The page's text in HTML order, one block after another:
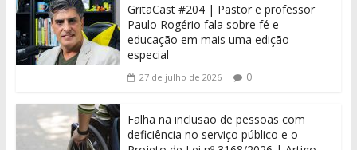
GritaCast #204 | Pastor e professor
Paulo Rogério fala sobre fé e
educação em mais uma edição
especial
27 de julho de 2026 0
Falha na inclusão de pessoas com
deficiência no serviço público e o